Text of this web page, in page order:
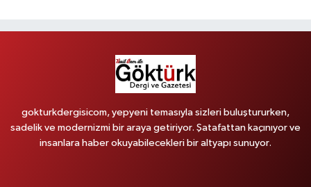
gokturkdergisicom, yepyeni temasıyla sizleri buluştururken,
sadelik ve modernizmi bir araya getiriyor. Şatafattan kaçınıyor ve
insanlara haber okuyabilecekleri bir altyapı sunuyor.